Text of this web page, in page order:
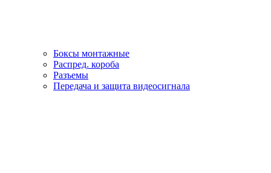
Боксы монтажные
Распред. короба
Разъемы
Передача и защита видеосигнала